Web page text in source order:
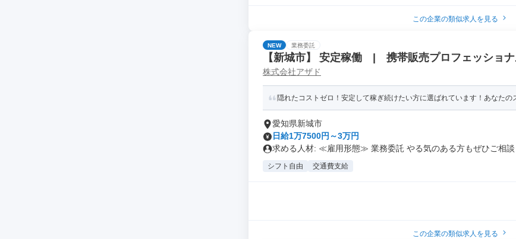
この企業の類似求人を見る
NEW 業務委託
【新城市】 安定稼働 | 携帯販売プロフェッショ
月)
株式会社アザド
隠れたコストゼロ！安定して稼ぎ続けたい方に選ばれています！あなた
愛知県新城市
日給1万7500円～3万円
求める人材: ≪雇用形態≫ 業務委託 やる気のある方もぜひご相談
シフト自由 交通費支給
この企業の類似求人を見る